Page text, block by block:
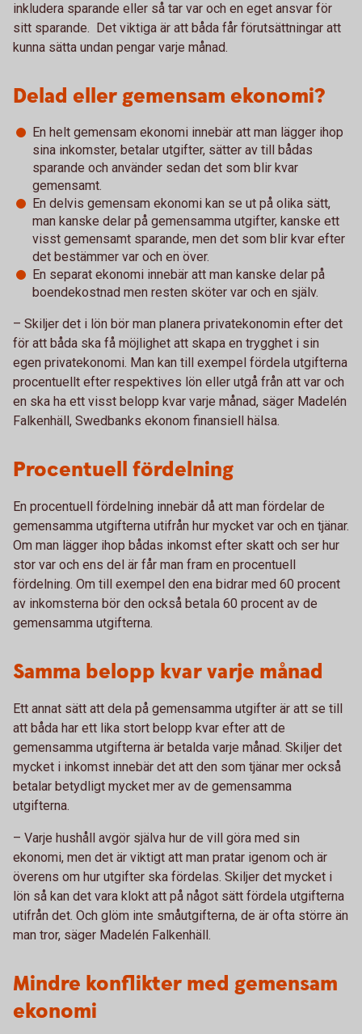
inkludera sparande eller så tar var och en eget ansvar för
sitt sparande. Det viktiga är att båda får förutsättningar att
kunna sätta undan pengar varje månad.
Delad eller gemensam ekonomi?
En helt gemensam ekonomi innebär att man lägger ihop
sina inkomster, betalar utgifter, sätter av till bådas
sparande och använder sedan det som blir kvar
gemensamt.
En delvis gemensam ekonomi kan se ut på olika sätt,
man kanske delar på gemensamma utgifter, kanske ett
visst gemensamt sparande, men det som blir kvar efter
det bestämmer var och en över.
En separat ekonomi innebär att man kanske delar på
boendekostnad men resten sköter var och en själv.
– Skiljer det i lön bör man planera privatekonomin efter det
för att båda ska få möjlighet att skapa en trygghet i sin
egen privatekonomi. Man kan till exempel fördela utgifterna
procentuellt efter respektives lön eller utgå från att var och
en ska ha ett visst belopp kvar varje månad, säger Madelén
Falkenhäll, Swedbanks ekonom finansiell hälsa.
Procentuell fördelning
En procentuell fördelning innebär då att man fördelar de
gemensamma utgifterna utifrån hur mycket var och en tjänar.
Om man lägger ihop bådas inkomst efter skatt och ser hur
stor var och ens del är får man fram en procentuell
fördelning. Om till exempel den ena bidrar med 60 procent
av inkomsterna bör den också betala 60 procent av de
gemensamma utgifterna.
Samma belopp kvar varje månad
Ett annat sätt att dela på gemensamma utgifter är att se till
att båda har ett lika stort belopp kvar efter att de
gemensamma utgifterna är betalda varje månad. Skiljer det
mycket i inkomst innebär det att den som tjänar mer också
betalar betydligt mycket mer av de gemensamma
utgifterna.
– Varje hushåll avgör själva hur de vill göra med sin
ekonomi, men det är viktigt att man pratar igenom och är
överens om hur utgifter ska fördelas. Skiljer det mycket i
lön så kan det vara klokt att på något sätt fördela utgifterna
utifrån det. Och glöm inte småutgifterna, de är ofta större än
man tror, säger Madelén Falkenhäll.
Mindre konflikter med gemensam
ekonomi